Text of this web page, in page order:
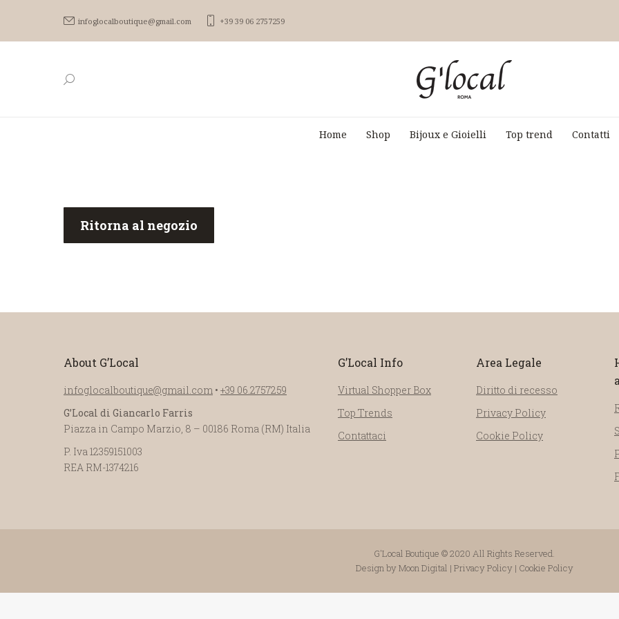
infoglocalboutique@gmail.com +39 39 06 2757259
Home
Shop Bijoux e Gioielli Top trend Contatti
Ritorna al negozio
About G’Local
infoglocalboutique@gmail.com • +39 06.2757259
G’Local di Giancarlo Farris
Piazza in Campo Marzio, 8 – 00186 Roma (RM) Italia
P. Iva 12359151003
REA RM-1374216
G’Local Info
Virtual Shopper Box
Top Trends
Contattaci
Area Legale
Diritto di recesso
Privacy Policy
Cookie Policy
G'Local Boutique © 2020 All Rights Reserved.
Design by Moon Digital | Privacy Policy | Cookie Policy